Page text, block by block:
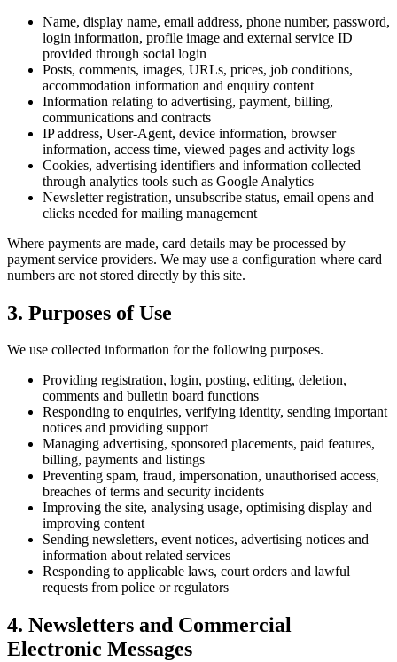
Name, display name, email address, phone number, password,
login information, profile image and external service ID
provided through social login
Posts, comments, images, URLs, prices, job conditions,
accommodation information and enquiry content
Information relating to advertising, payment, billing,
communications and contracts
IP address, User-Agent, device information, browser
information, access time, viewed pages and activity logs
Cookies, advertising identifiers and information collected
through analytics tools such as Google Analytics
Newsletter registration, unsubscribe status, email opens and
clicks needed for mailing management
Where payments are made, card details may be processed by
payment service providers. We may use a configuration where card
numbers are not stored directly by this site.
3. Purposes of Use
We use collected information for the following purposes.
Providing registration, login, posting, editing, deletion,
comments and bulletin board functions
Responding to enquiries, verifying identity, sending important
notices and providing support
Managing advertising, sponsored placements, paid features,
billing, payments and listings
Preventing spam, fraud, impersonation, unauthorised access,
breaches of terms and security incidents
Improving the site, analysing usage, optimising display and
improving content
Sending newsletters, event notices, advertising notices and
information about related services
Responding to applicable laws, court orders and lawful
requests from police or regulators
4. Newsletters and Commercial
Electronic Messages